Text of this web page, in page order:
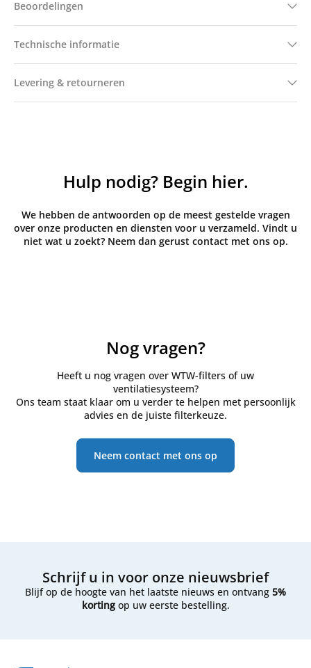
Beoordelingen
Technische informatie
Levering & retourneren
Hulp nodig? Begin hier.
We hebben de antwoorden op de meest gestelde vragen
over onze producten en diensten voor u verzameld. Vindt u
niet wat u zoekt? Neem dan gerust contact met ons op.
Nog vragen?
Heeft u nog vragen over WTW-filters of uw
ventilatiesysteem?
Ons team staat klaar om u verder te helpen met persoonlijk
advies en de juiste filterkeuze.
Neem contact met ons op
Schrijf u in voor onze nieuwsbrief
Blijf op de hoogte van het laatste nieuws en ontvang 5%
kortingop uw eerste bestelling.